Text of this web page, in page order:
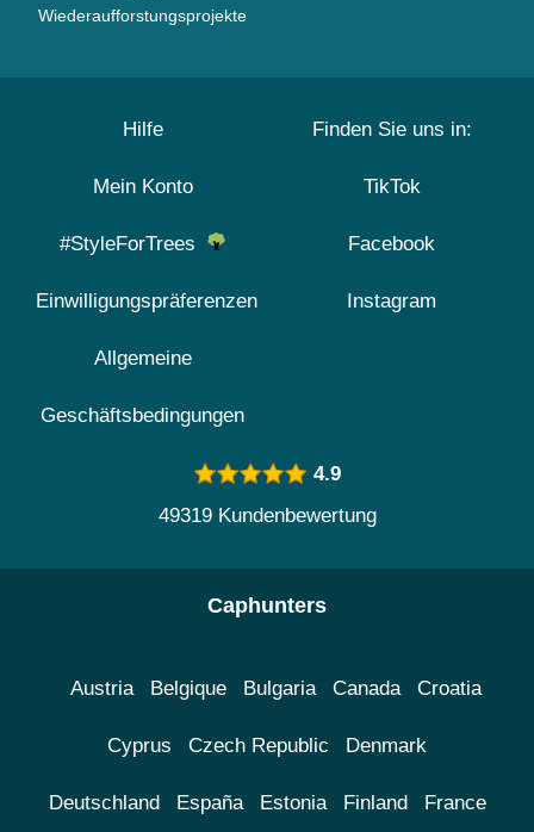
Wiederaufforstungsprojekte
Hilfe
Mein Konto
#StyleForTrees
Einwilligungspräferenzen
Allgemeine
Geschäftsbedingungen
Finden Sie uns in:
TikTok
Facebook
Instagram
4.9
49319 Kundenbewertung
Caphunters
Austria Belgique Bulgaria Canada Croatia
Cyprus Czech Republic Denmark
Deutschland España Estonia Finland France